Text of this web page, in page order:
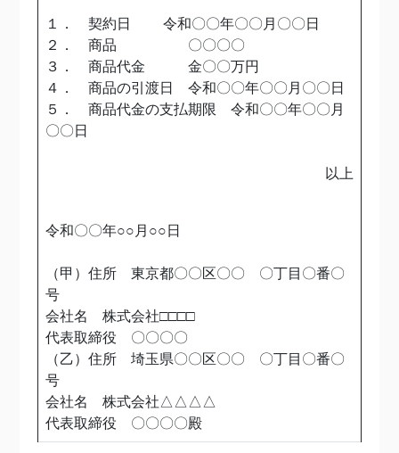
１． 契約日 令和〇〇年〇〇月〇〇日
２． 商品 〇〇〇〇
３． 商品代金 金〇〇万円
４． 商品の引渡日 令和〇〇年〇〇月〇〇日
５． 商品代金の支払期限 令和〇〇年〇〇月
〇〇日
以上
令和〇〇年○○月○○日
（甲）住所 東京都〇〇区〇〇 〇丁目〇番〇
号
会社名 株式会社□□□□
代表取締役 〇〇〇〇
（乙）住所 埼玉県〇〇区〇〇 〇丁目〇番〇
号
会社名 株式会社△△△△
代表取締役 〇〇〇〇殿